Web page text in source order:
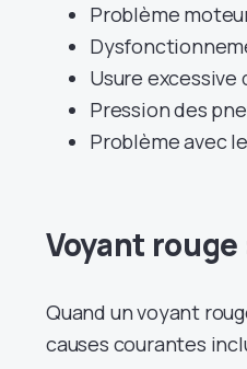
Problème
Usure
Pression des
Problème avec
Voyant
Quand un voyant
causes courantes